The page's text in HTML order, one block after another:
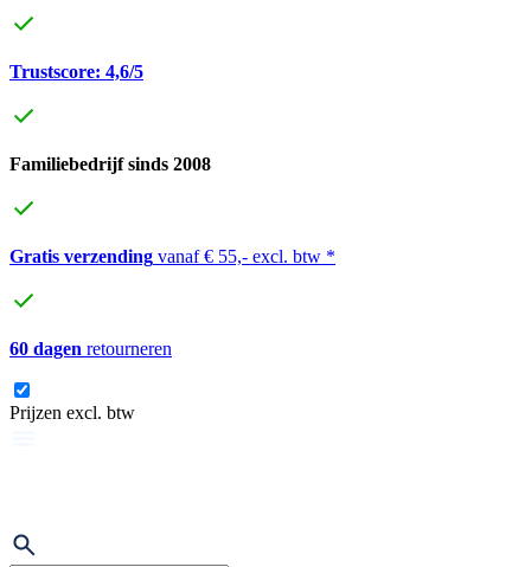
Trustscore: 4,6/5
Familiebedrijf sinds 2008
Gratis verzending vanaf € 55,- excl. btw *
60 dagen retourneren
Prijzen excl. btw